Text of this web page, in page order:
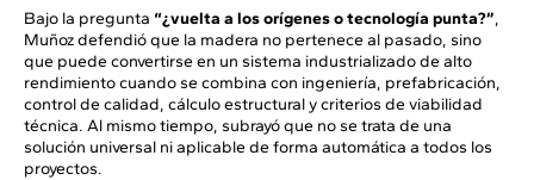
Bajo la pregunta “¿vuelta a los orígenes o tecnología punta?”,
Muñoz defendió que la madera no pertenece al pasado, sino
que puede convertirse en un sistema industrializado de alto
rendimiento cuando se combina con ingeniería, prefabricación,
control de calidad, cálculo estructural y criterios de viabilidad
técnica. Al mismo tiempo, subrayó que no se trata de una
solución universal ni aplicable de forma automática a todos los
proyectos.